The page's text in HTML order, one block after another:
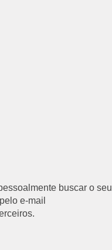
buscar o seu
e-mail